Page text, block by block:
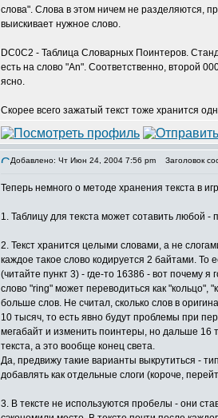
слова". Слова в этом ничем не разделяются,
выискивает нужное слово.
DC0C2 - Таблица Словарных Поинтеров.
есть на слово "An". Соответственно, второй
ясно.
Скорее всего зажатый текст тоже хранится
Добавлено: Чт Июн 24, 2004 7:56 pm Заголовок
Теперь немного о методе хранения текста в
1. Таблицу для текста может сотавить любой
2. Текст хранится целыми словами, а не
каждое такое слово кодируется 2 байтами. То
(читайте пункт 3) - где-то 16386 - вот почему я
слово "ring" может переводиться как "кольцо",
больше слов. Не считал, сколько слов в
10 тысяч, то есть явно будут проблемы при
мегабайт и изменить поинтеры, но дальше 16
текста, а это вообще конец света.
Да, предвижу такие варианты выкрутиться -
добавлять как отдельные слоги (короче,
3. В тексте не используются пробелы - они